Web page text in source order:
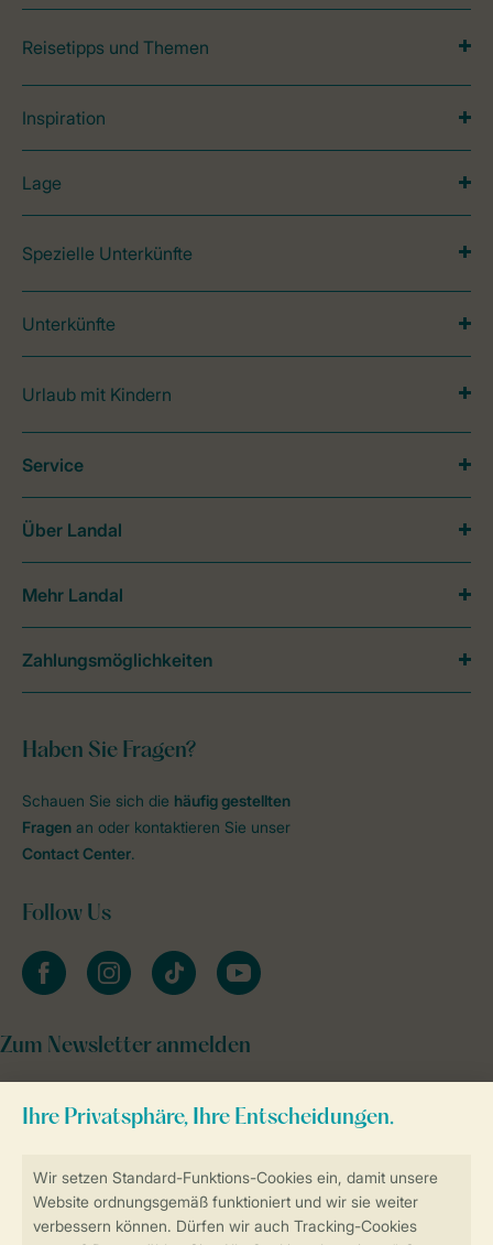
Sicher und schnell zur Online-Buchung
Reisetipps und Themen
Inspiration
Lage
Spezielle Unterkünfte
Unterkünfte
Urlaub mit Kindern
Haben Sie Fragen?
Schauen Sie sich die häufig gestellten
Fragen an oder kontaktieren Sie unser
Contact Center.
Follow Us
facebookinstagramtiktok youtube
Zum Newsletter anmelden
Service
Über Landal
Mehr Landal
Zahlungsmöglichkeiten